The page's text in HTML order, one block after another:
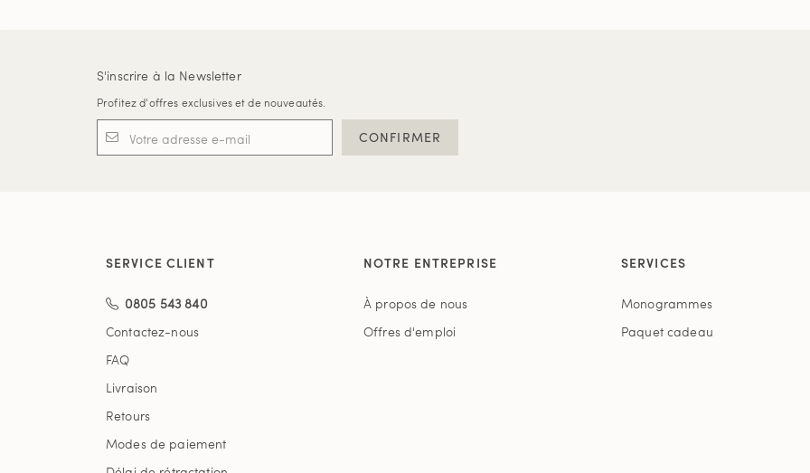
S'inscrire à la Newsletter
Profitez d'offres exclusives et de nouveautés.
CONFIRMER
SERVICE CLIENT
0805 543 840
Contactez-nous
FAQ
Livraison
Retours
Modes de paiement
NOTRE ENTREPRISE
À propos de nous
Offres d'emploi
SERVICES
Monogrammes
Paquet cadeau